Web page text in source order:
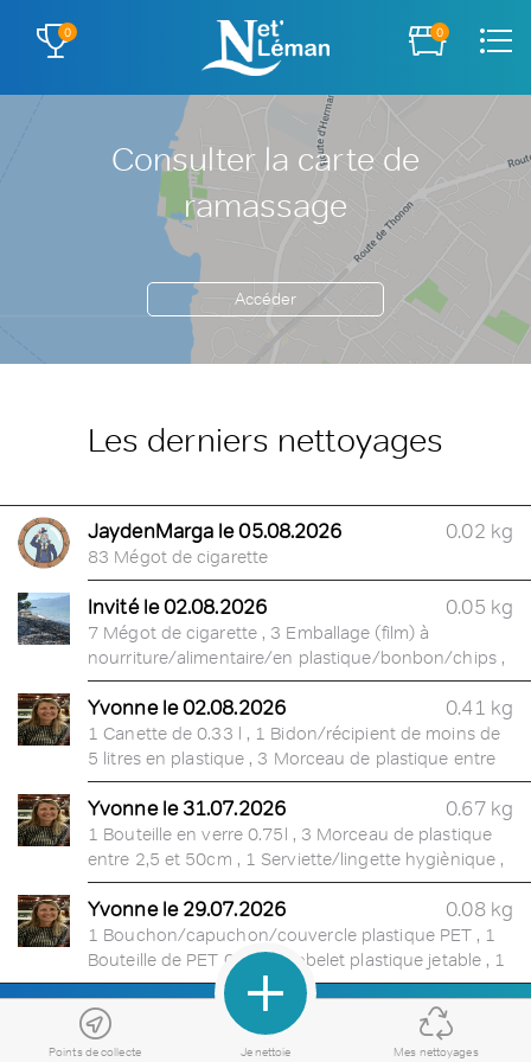
0 0
Points de collecte Je nettoie Mes nettoyages
Consulter la carte de
ramassage
Accéder
Les derniers nettoyages
JaydenMarga le 05.08.2026 0.02 kg
83 Mégot de cigarette
Invité le 02.08.2026 0.05 kg
7 Mégot de cigarette , 3 Emballage (film) à
nourriture/alimentaire/en plastique/bonbon/chips ,
2 Bouteille de PET 0.33l
Yvonne le 02.08.2026 0.41 kg
1 Canette de 0.33 l , 1 Bidon/récipient de moins de
5 litres en plastique , 3 Morceau de plastique entre
2,5 et 50cm , 3 Morceau de papier entre 5 et 30cm
Yvonne le 31.07.2026 0.67 kg
1 Bouteille en verre 0.75l , 3 Morceau de plastique
entre 2,5 et 50cm , 1 Serviette/lingette hygiènique ,
1 Sachet plastique , 1 Briquet
Yvonne le 29.07.2026 0.08 kg
1 Bouchon/capuchon/couvercle plastique PET , 1
Bouteille de PET 0.5l , 1 Gobelet plastique jetable , 1
Morceau de papier entre 5 et 30cm , 5 Morceau de
plastique entre 2,5 et 50cm , 1 Sac/cabas plastique